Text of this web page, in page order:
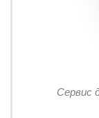
Сервис